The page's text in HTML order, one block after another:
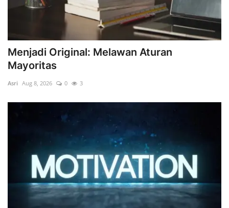
Cyber Security
Website and Application
Digital Marketing
Menjadi Original: Melawan Aturan
Mayoritas
Asri Aug 8, 2026 0 3